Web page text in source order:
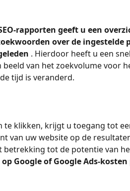
rapporten geeft u een
over de ingestelde
. Hierdoor heeft u een
van het zoekvolume voor
tijd is veranderd.
te klikken, krijgt u toegang tot
van uw website op de
betrekking tot de potentie van
Google of Google Ads-